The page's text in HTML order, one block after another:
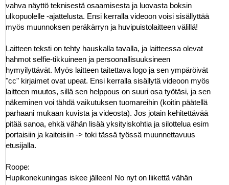
vahva näyttö teknisestä osaamisesta ja luovasta boksin
ulkopuolelle -ajattelusta. Ensi kerralla videoon voisi sisällyttää
myös muunnoksen peräkärryn ja huvipuistolaitteen välillä!
Laitteen teksti on tehty hauskalla tavalla, ja laitteessa olevat
hahmot selfie-tikkuineen ja persoonallisuuksineen
hymyilyttävät. Myös laitteen taitettava logo ja sen ympäröivät
"cc" kirjaimet ovat upeat. Ensi kerralla sisällytä videoon myös
laitteen muutos, sillä sen helppous on suuri osa työtäsi, ja sen
näkeminen voi tähdä vaikutuksen tuomareihin (koitin päätellä
parhaani mukaan kuvista ja videosta). Jos jotain kehitettävää
pitää sanoa, ehkä vähän lisää yksityiskohtia ja silottelua esim
portaisiin ja kaiteisiin -> toki tässä työssä muunnettavuus
etusijalla.
Roope:
Hupikonekuningas iskee jälleen! No nyt on liikettä vähän